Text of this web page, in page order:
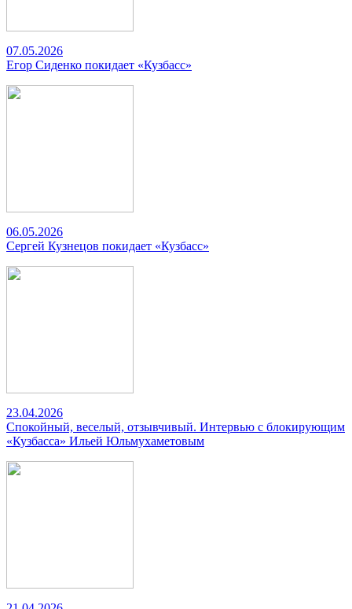
07.05.2026
Егор Сиденко покидает «Кузбасс»
06.05.2026
Сергей Кузнецов покидает «Кузбасс»
23.04.2026
Спокойный, веселый, отзывчивый. Интервью с блокирующим
«Кузбасса» Ильей Юльмухаметовым